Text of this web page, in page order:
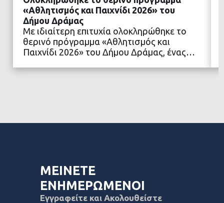
ΔΙΑΒΑΣΤΕ ΠΕΡΙΣΣΟΤΕΡΑ
«Αθλητισμός και Παιχνίδι 2026» του
Δήμου Δράμας
Με ιδιαίτερη επιτυχία ολοκληρώθηκε το
θερινό πρόγραμμα «Αθλητισμός και
Παιχνίδι 2026» του Δήμου Δράμας, ένας…
ΜΕΙΝΕΤΕ
ΕΝΗΜΕΡΩΜΕΝΟΙ
Εγγραφείτε και Ακολουθείστε